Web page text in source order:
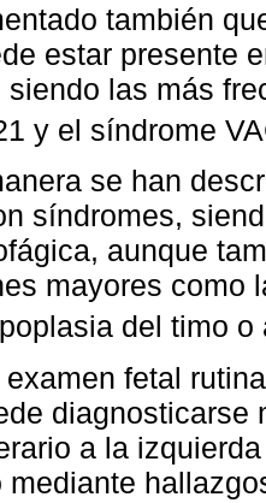
también
estar presente
siendo las más
y el síndrome
se han
síndromes,
aunque
mayores como
del timo
examen fetal
diagnosticarse
a la
mediante